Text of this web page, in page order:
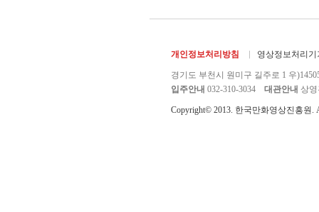
개인정보처리방침 영상정보처리기
경기도 부천시 원미구 길주로 1 우
입주안내 032-310-3034 대관안내 상영
Copyright© 2013. 한국만화영상진흥원.